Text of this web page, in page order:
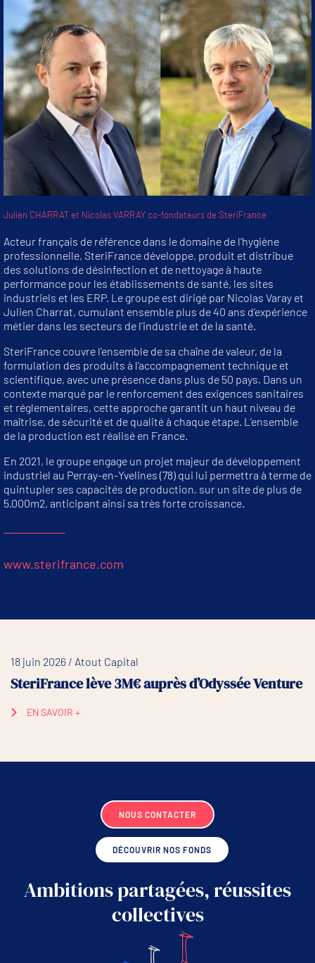
Julien CHARRAT et Nicolas VARRAY co-fondateurs de SteriFrance
Acteur français de référence dans le domaine de l’hygiène
professionnelle, SteriFrance développe, produit et distribue
des solutions de désinfection et de nettoyage à haute
performance pour les établissements de santé, les sites
industriels et les ERP. Le groupe est dirigé par Nicolas Varay et
Julien Charrat, cumulant ensemble plus de 40 ans d’expérience
métier dans les secteurs de l’industrie et de la santé.
SteriFrance couvre l’ensemble de sa chaîne de valeur, de la
formulation des produits à l’accompagnement technique et
scientifique, avec une présence dans plus de 50 pays. Dans un
contexte marqué par le renforcement des exigences sanitaires
et réglementaires, cette approche garantit un haut niveau de
maîtrise, de sécurité et de qualité à chaque étape. L’ensemble
de la production est réalisé en France.
En 2021, le groupe engage un projet majeur de développement
industriel au Perray-en-Yvelines (78) qui lui permettra à terme de
quintupler ses capacités de production, sur un site de plus de
5.000m2, anticipant ainsi sa très forte croissance.
www.sterifrance.com
18 juin 2026 / Atout Capital
SteriFrance lève 3M€ auprès d’Odyssée Venture
EN SAVOIR +
NOUS CONTACTER
DÉCOUVRIR NOS FONDS
Ambitions partagées, réussites
collectives